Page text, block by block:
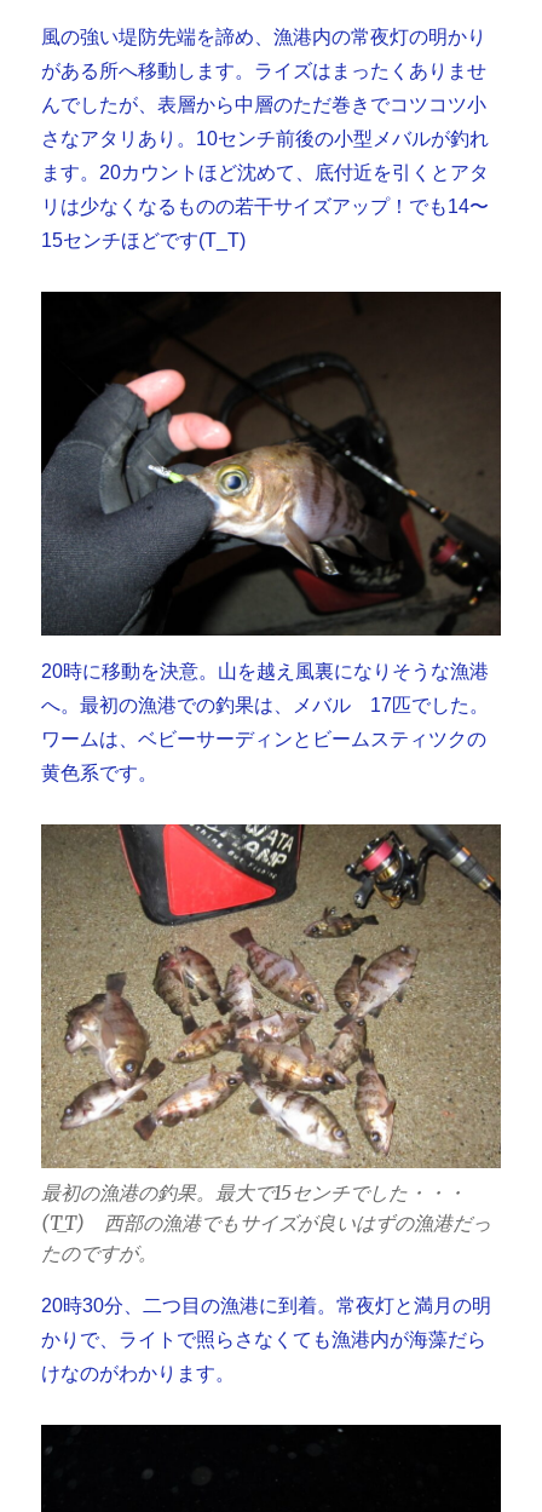
風の強い堤防先端を諦め、漁港内の常夜灯の明かり
がある所へ移動します。ライズはまったくありませ
んでしたが、表層から中層のただ巻きでコツコツ小
さなアタリあり。10センチ前後の小型メバルが釣れ
ます。20カウントほど沈めて、底付近を引くとアタ
リは少なくなるものの若干サイズアップ！でも14〜
15センチほどです(T_T)
20時に移動を決意。山を越え風裏になりそうな漁港
へ。最初の漁港での釣果は、メバル 17匹でした。
ワームは、ベビーサーディンとビームスティツクの
黄色系です。
最初の漁港の釣果。最大で15センチでした・・・
(T_T) 西部の漁港でもサイズが良いはずの漁港だっ
たのですが。
20時30分、二つ目の漁港に到着。常夜灯と満月の明
かりで、ライトで照らさなくても漁港内が海藻だら
けなのがわかります。